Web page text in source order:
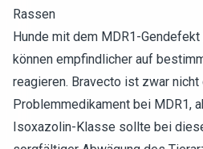
Rassen
Hunde mit dem MDR1-
können empfindlicher auf
reagieren. Bravecto ist zwar
Problemmedikament bei MDR1,
Isoxazolin-Klasse sollte bei